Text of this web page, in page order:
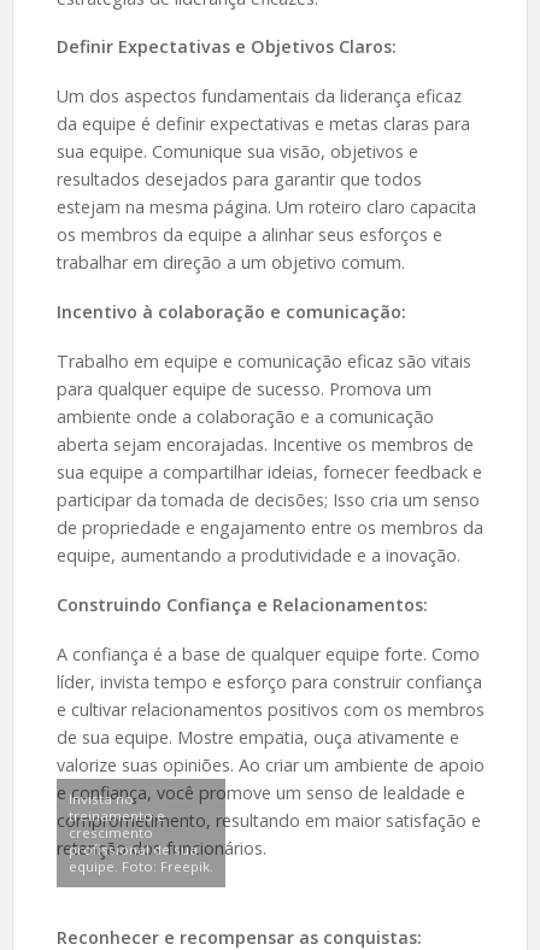
Definir Expectativas e Objetivos Claros:
Um dos aspectos fundamentais da liderança eficaz
da equipe é definir expectativas e metas claras para
sua equipe. Comunique sua visão, objetivos e
resultados desejados para garantir que todos
estejam na mesma página. Um roteiro claro capacita
os membros da equipe a alinhar seus esforços e
trabalhar em direção a um objetivo comum.
Incentivo à colaboração e comunicação:
Trabalho em equipe e comunicação eficaz são vitais
para qualquer equipe de sucesso. Promova um
ambiente onde a colaboração e a comunicação
aberta sejam encorajadas. Incentive os membros de
sua equipe a compartilhar ideias, fornecer feedback e
participar da tomada de decisões; Isso cria um senso
de propriedade e engajamento entre os membros da
equipe, aumentando a produtividade e a inovação.
Construindo Confiança e Relacionamentos:
A confiança é a base de qualquer equipe forte. Como
líder, invista tempo e esforço para construir confiança
e cultivar relacionamentos positivos com os membros
de sua equipe. Mostre empatia, ouça ativamente e
valorize suas opiniões. Ao criar um ambiente de apoio
e confiança, você promove um senso de lealdade e
comprometimento, resultando em maior satisfação e
retenção dos funcionários.
Invista no
treinamento e
crescimento
profissional de sua
equipe. Foto: Freepik.
Reconhecer e recompensar as conquistas: